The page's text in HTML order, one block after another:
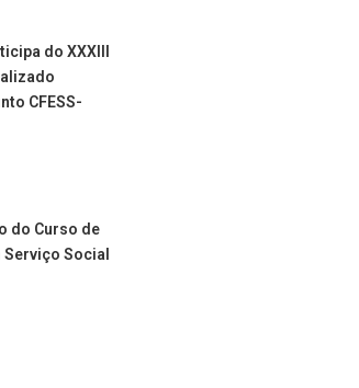
do XXXIII
CFESS-
do Curso de
Serviço Social